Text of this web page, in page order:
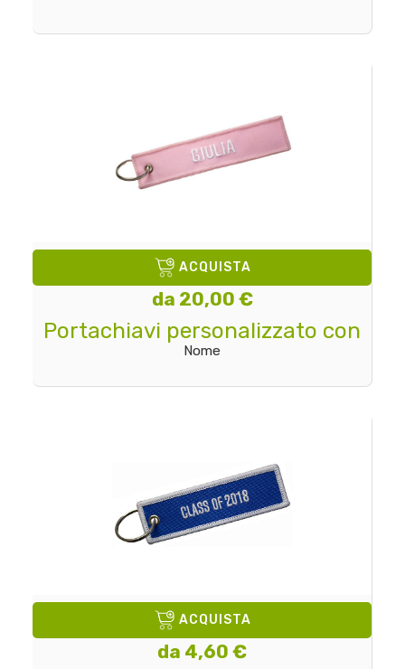
ACQUISTA
da 20,00 €
Portachiavi personalizzato con
Nome
ACQUISTA
da 4,60 €